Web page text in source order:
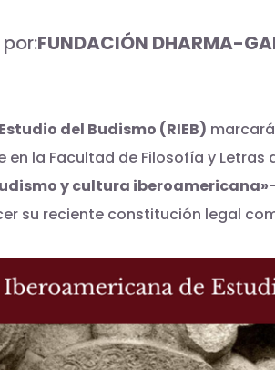
FUNDACIÓN DHARMA-
del Budismo (RIEB)
la Facultad de Filosofía y Letras
y cultura iberoamericana»
su reciente constitución legal